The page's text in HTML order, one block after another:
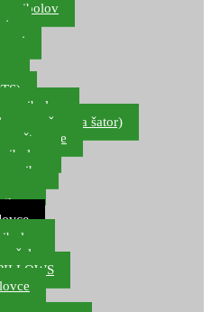
ribolov
ribolov
ručne, za šator)
štapove
ribe